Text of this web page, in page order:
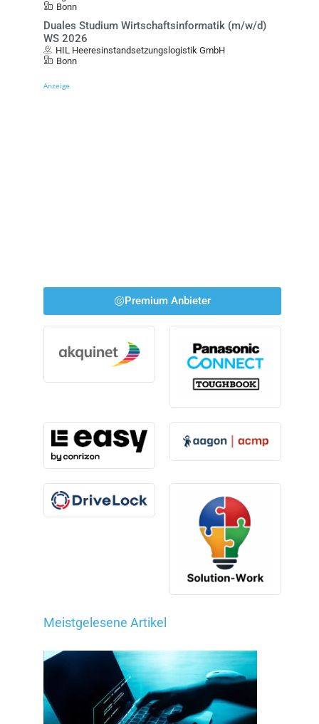
Bonn
Duales Studium Wirtschaftsinformatik (m/w/d)
WS 2026
HIL Heeresinstandsetzungslogistik GmbH
Bonn
Anzeige
Premium Anbieter
Meistgelesene Artikel